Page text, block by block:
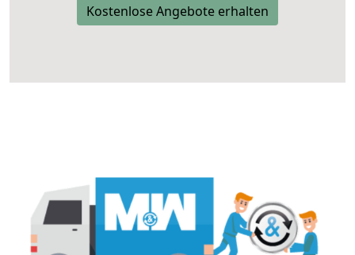
Kostenlose Angebote erhalten